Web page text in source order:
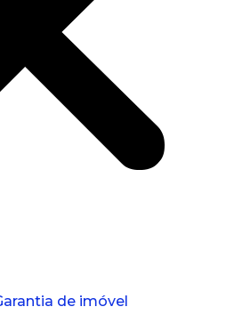
de imóvel